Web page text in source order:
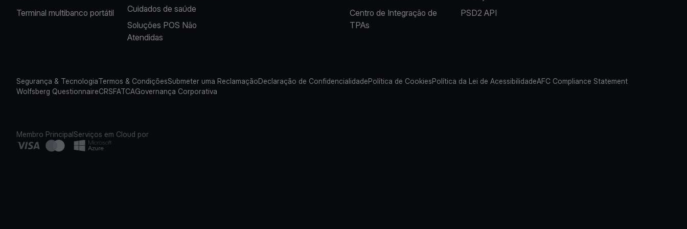
Terminal multibanco portátil
Cuidados de saúde
Soluções POS Não
Atendidas
Centro de Integração de
TPAs
PSD2 API
Segurança & TecnologiaTermos & CondiçõesSubmeter uma ReclamaçãoDeclaração de ConfidencialidadePolítica de CookiesPolítica da Lei de AcessibilidadeAFC Compliance Statement
Wolfsberg QuestionnaireCRSFATCAGovernança Corporativa
Membro PrincipalServiços em Cloud por